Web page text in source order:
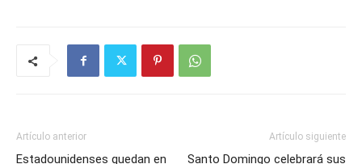
Artículo anterior
Estadounidenses quedan en
Artículo siguiente
Santo Domingo celebrará sus